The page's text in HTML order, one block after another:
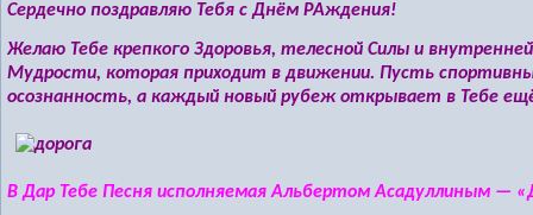
Сердечно поздравляю Тебя с Днём РАждения!
Желаю Тебе крепкого Здоровья, телесной Силы и
Мудрости, которая приходит в движении. Пусть
осознанность, а каждый новый рубеж открывает в Тебе
В Дар Тебе Песня исполняемая Альбертом Асадуллиным —